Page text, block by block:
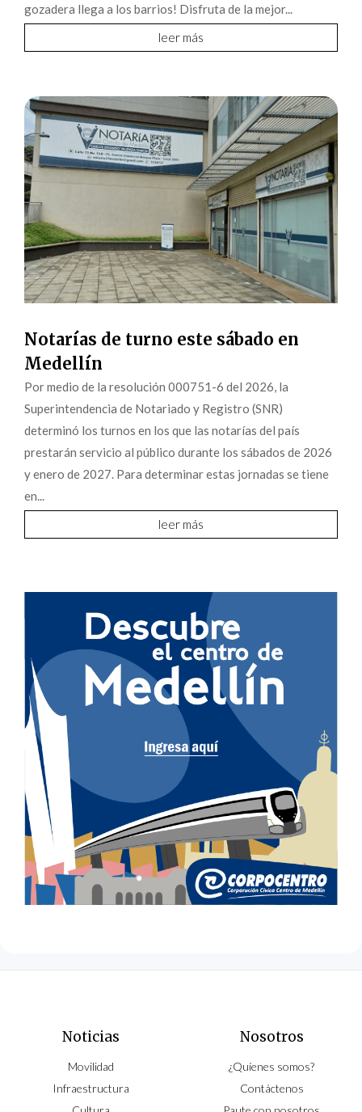
gozadera llega a los barrios! Disfruta de la mejor...
leer más
Notarías de turno este sábado en
Medellín
Por medio de la resolución 000751-6 del 2026, la
Superintendencia de Notariado y Registro (SNR)
determinó los turnos en los que las notarías del país
prestarán servicio al público durante los sábados de 2026
y enero de 2027. Para determinar estas jornadas se tiene
en...
leer más
Noticias
Movilidad
Infraestructura
Nosotros
¿Quíenes somos?
Contáctenos